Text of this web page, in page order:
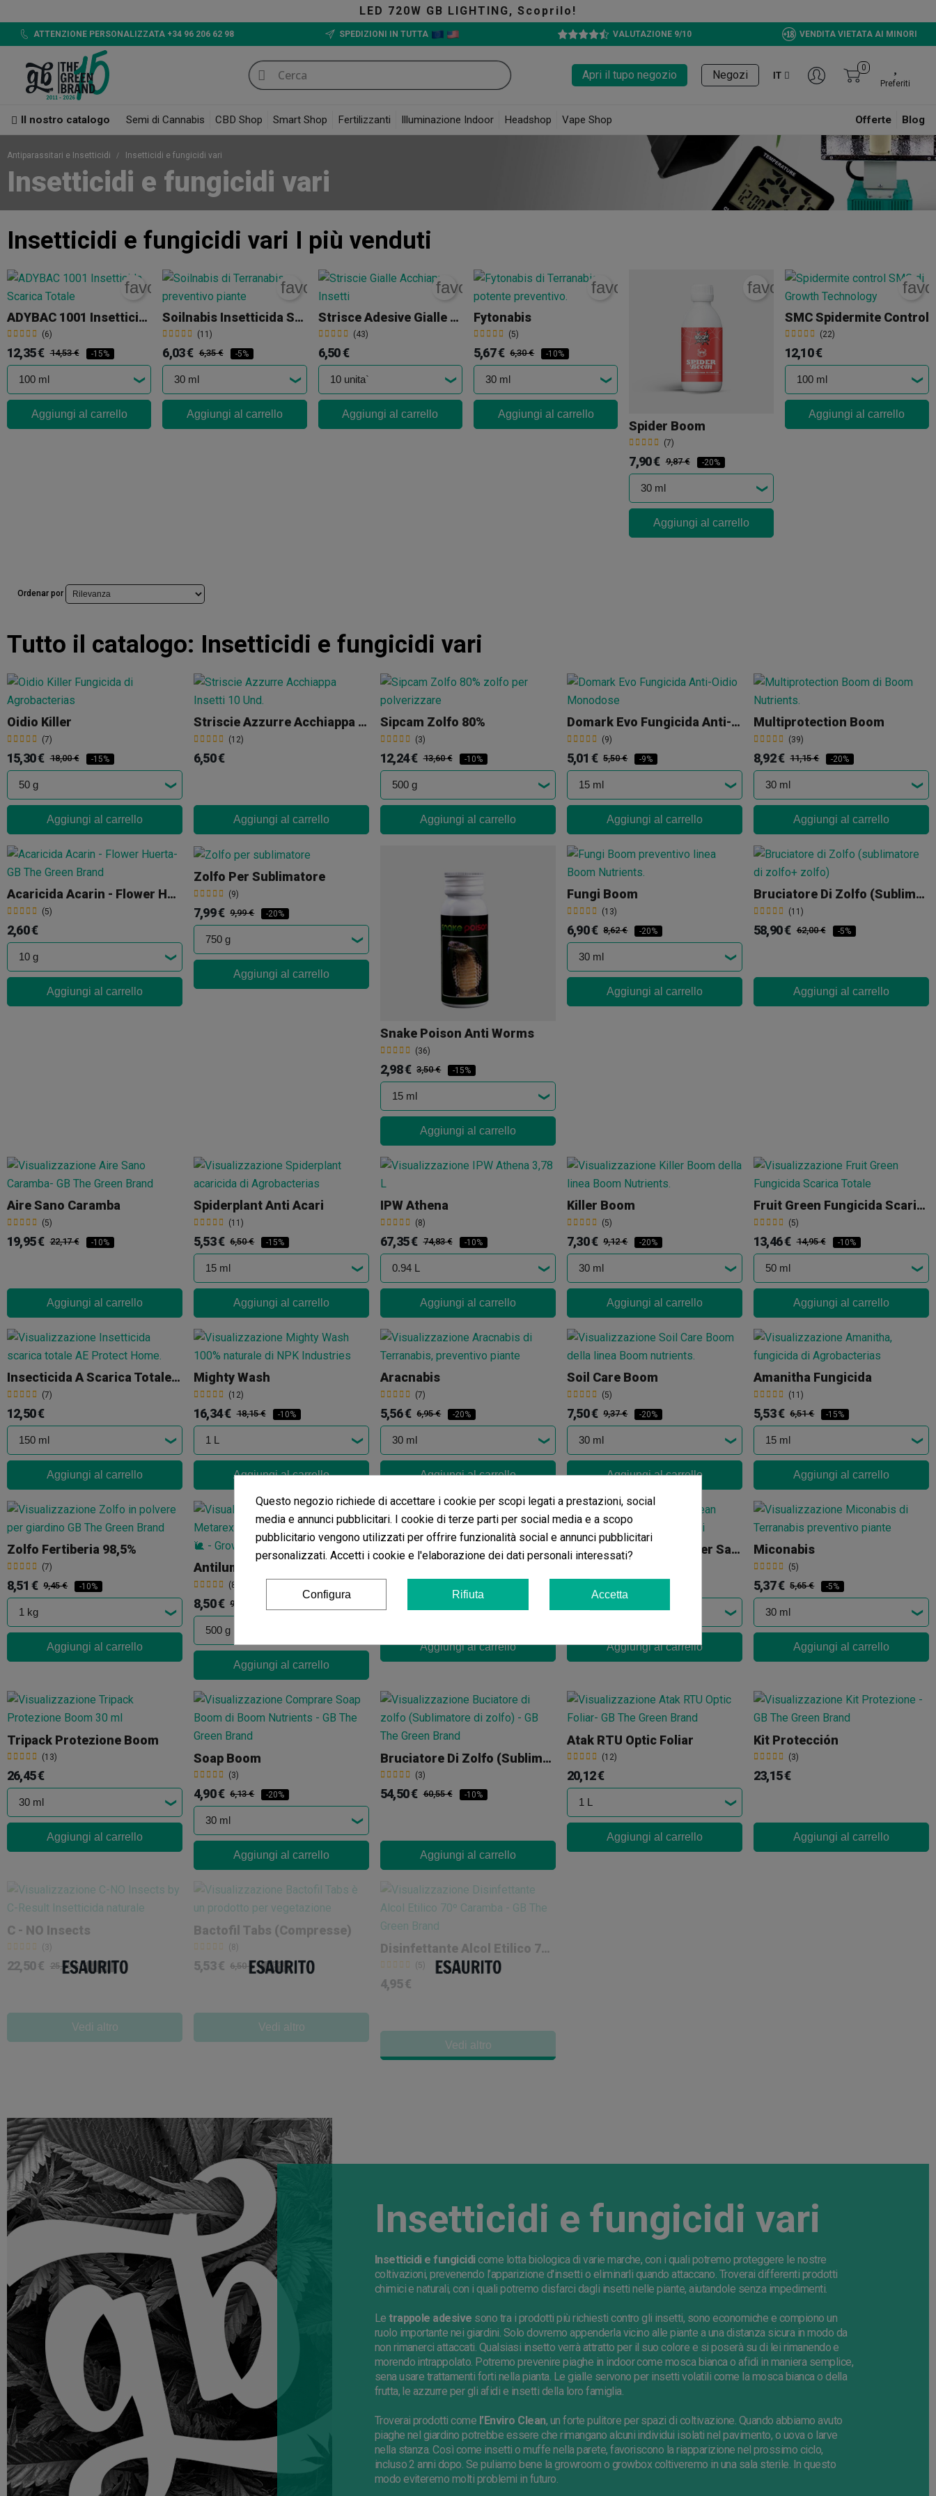
LED 720W GB LIGHTING, Scoprilo!
ATTENZIONE PERSONALIZZATA +34 96 206 62 98 SPEDIZIONI IN TUTTA VALUTAZIONE 9/10 VENDITA VIETATA AI MINORI
Apri il tupo negozio Negozi IT
0
Preferiti
Il nostro catalogo Semi di Cannabis CBD Shop Smart Shop Fertilizzanti Illuminazione Indoor Headshop Vape Shop Offerte Blog
Antiparassitari e Insetticidi Insetticidi e fungicidi vari
Insetticidi e fungicidi vari
Insetticidi e fungicidi vari I più venduti
ADYBAC 1001 Insetticida Scarica Totale
(6)
favorite_border
12,35 € 14,53 € -15%
Aggiungi al carrello
Soilnabis Insetticida Suolo
(11)
favorite_border
6,03 € 6,35 € -5%
Aggiungi al carrello
Strisce Adesive Gialle Cattura Insetti 10 Und.
(43)
favorite_border
6,50 €
Aggiungi al carrello
Fytonabis
(5)
favorite_border
5,67 € 6,30 € -10%
Aggiungi al carrello
Spider Boom
(7)
favorite_border
7,90 € 9,87 € -20%
Aggiungi al carrello
SMC Spidermite Control
(22)
12,10 €
Aggiungi al carrello
Ordenar por
Tutto il catalogo: Insetticidi e fungicidi vari
Oidio Killer
(7)
15,30 € 18,00 € -15%
Aggiungi al carrello
Striscie Azzurre Acchiappa Insetti 10 Und.
(12)
6,50 €
Aggiungi al carrello
Sipcam Zolfo 80%
(3)
12,24 € 13,60 € -10%
Aggiungi al carrello
Domark Evo Fungicida Anti-Oidio
(9)
5,01 € 5,50 € -9%
Aggiungi al carrello
Multiprotection Boom
(39)
8,92 € 11,15 € -20%
Aggiungi al carrello
Acaricida Acarin - Flower Huerta
(5)
2,60 €
Aggiungi al carrello
Zolfo Per Sublimatore
(9)
7,99 € 9,99 € -20%
Aggiungi al carrello
Snake Poison Anti Worms
(36)
2,98 € 3,50 € -15%
Aggiungi al carrello
Fungi Boom
(13)
6,90 € 8,62 € -20%
Aggiungi al carrello
Bruciatore Di Zolfo (sublimatore Di Zolfo+ Zolfo)
(11)
58,90 € 62,00 € -5%
Aggiungi al carrello
Aire Sano Caramba
(5)
19,95 € 22,17 € -10%
Aggiungi al carrello
Spiderplant Anti Acari
(11)
5,53 € 6,50 € -15%
Aggiungi al carrello
IPW Athena
(8)
67,35 € 74,83 € -10%
Aggiungi al carrello
Killer Boom
(5)
7,30 € 9,12 € -20%
Aggiungi al carrello
Fruit Green Fungicida Scarica Totale
(5)
13,46 € 14,95 € -10%
Aggiungi al carrello
Insecticida A Scarica Totale AE
(7)
12,50 €
Aggiungi al carrello
Mighty Wash
(12)
16,34 € 18,15 € -10%
Aggiungi al carrello
Aracnabis
(7)
5,56 € 6,95 € -20%
Aggiungi al carrello
Soil Care Boom
(5)
7,50 € 9,37 € -20%
Aggiungi al carrello
Amanitha Fungicida
(11)
5,53 € 6,51 € -15%
Aggiungi al carrello
Zolfo Fertiberia 98,5%
(7)
8,51 € 9,45 € -10%
Aggiungi al carrello
(8)
8,50 € 9,44 €
Aggiungi al carrello
Bomba Insetticida A Scarica Totale
Aggiungi al carrello
EnviroClean Pulitore Per Sale Di Coltivazione
Aggiungi al carrello
Miconabis
(5)
5,37 € 5,65 € -5%
Aggiungi al carrello
Tripack Protezione Boom
(13)
26,45 €
Aggiungi al carrello
Soap Boom
(3)
4,90 € 6,13 € -20%
Aggiungi al carrello
Bruciatore Di Zolfo (sublimatore Di Zolfo)
(3)
54,50 € 60,55 € -10%
Aggiungi al carrello
Atak RTU Optic Foliar
(12)
20,12 €
Aggiungi al carrello
Kit Protección
(3)
23,15 €
Aggiungi al carrello
C - NO Insects
(3)
22,50 € 25,00 € -10%
Vedi altro
Bactofil Tabs (Compresse)
(8)
5,53 € 6,50 € -15%
Vedi altro
Disinfettante Alcol Etilico 70º Caramba
(5)
4,95 €
Vedi altro
Insetticidi e fungicidi vari
Insetticidi e fungicidicome lotta biologica di varie marche, con i quali potremo proteggere le nostre
coltivazioni, prevenendo l’apparizione d'insetti o eliminarli quando attaccano. Troverai differenti prodotti
chimici e naturali, con i quali potremo disfarci dagli insetti nellepiante, aiutandole senza impedimenti.
Le trappole adesive sono tra i prodotti più richiesti contro gli insetti, sono economiche e compiono un
ruolo importante nei giardini. Solo dovremo appenderla vicino alle piante a una distanza sicura in modo da
non rimanerci attaccati. Qualsiasi insetto verràattratto per il suo colore e si poserà su di lei rimanendo e
morendo intrappolato. Potremo prevenire piaghe in indoor come mosca bianca o afidi in maniera semplice,
sena usare trattamenti forti nella pianta. Le gialle servono per insetti volatili come la mosca bianca o della
frutta, le azzurre per gli afidi e insetti della loro famiglia.
Troverai prodotti come l’Enviro Clean, un forte pulitore per spazi di coltivazione. Quando abbiamo avuto
piaghe nel giardino potrebbe essere che rimangano alcuni individui isolati nel pavimento, o uova o larve
nella stanza. Così come insetti o muffe nella parete, favoriscono la riapparizione nel prossimo ciclo,
incluso2 anni dopo. Se puliamo bene la growroom o growbox coltiveremo in una sala sterile. In questo
modo eviteremo molti problemi in futuro.
Questo negozio richiede di accettare i cookie per scopi legati a prestazioni, social
media e annunci pubblicitari. I cookie di terze parti per social media e a scopo
pubblicitario vengono utilizzati per offrire funzionalità social e annunci pubblicitari
personalizzati. Accetti i cookie e l'elaborazione dei dati personali interessati?
Configura Rifiuta Accetta